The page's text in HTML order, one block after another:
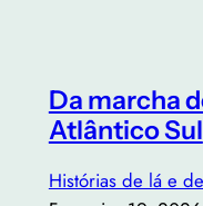
Da marcha
Atlântico Sul
Histórias de lá e